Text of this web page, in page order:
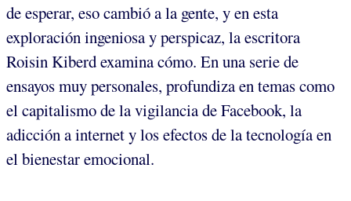
de esperar, eso cambió a la gente, y en esta
exploración ingeniosa y perspicaz, la escritora
Roisin Kiberd examina cómo. En una serie de
ensayos muy personales, profundiza en temas como
el capitalismo de la vigilancia de Facebook, la
adicción a internet y los efectos de la tecnología en
el bienestar emocional.